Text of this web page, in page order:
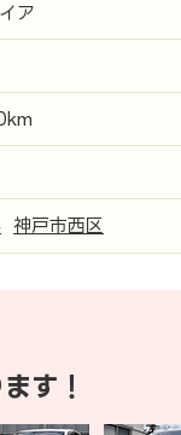
ア
神戸市西区
す！